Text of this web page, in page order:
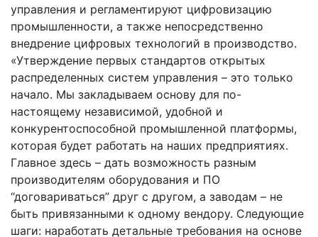
управления и регламентируют цифровизацию
промышленности, а также непосредственно
внедрение цифровых технологий в производство.
«Утверждение первых стандартов открытых
распределенных систем управления – это только
начало. Мы закладываем основу для по-
настоящему независимой, удобной и
конкурентоспособной промышленной платформы,
которая будет работать на наших предприятиях.
Главное здесь – дать возможность разным
производителям оборудования и ПО
“договариваться” друг с другом, а заводам – не
быть привязанными к одному вендору. Следующие
шаги: наработать детальные требования на основе